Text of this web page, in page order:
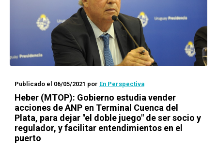
Publicado el 06/05/2021 por En Perspectiva
Heber (MTOP): Gobierno estudia vender
acciones de ANP en Terminal Cuenca del
Plata, para dejar "el doble juego" de ser socio y
regulador, y facilitar entendimientos en el
puerto